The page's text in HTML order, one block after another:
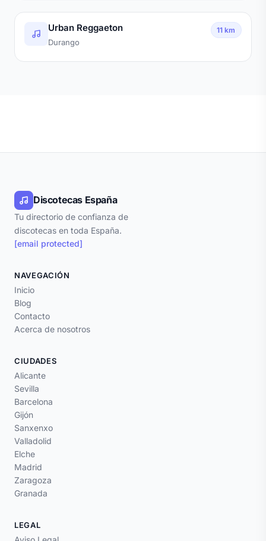
Urban Reggaeton
Durango
11 km
Discotecas España
Tu directorio de confianza de
discotecas en toda España.
[email protected]
NAVEGACIÓN
Inicio
Blog
Contacto
Acerca de nosotros
CIUDADES
Alicante
Sevilla
Barcelona
Gijón
Sanxenxo
Valladolid
Elche
Madrid
Zaragoza
Granada
LEGAL